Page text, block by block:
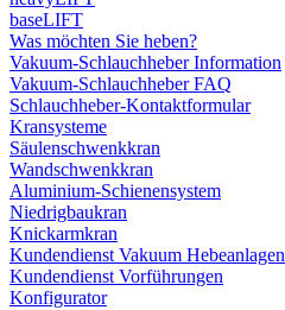
baseLIFT
Was möchten Sie heben?
Vakuum-Schlauchheber Information
Vakuum-Schlauchheber FAQ
Schlauchheber-Kontaktformular
Kransysteme
Säulenschwenkkran
Wandschwenkkran
Aluminium-Schienensystem
Niedrigbaukran
Knickarmkran
Kundendienst Vakuum Hebeanlagen
Kundendienst Vorführungen
Konfigurator